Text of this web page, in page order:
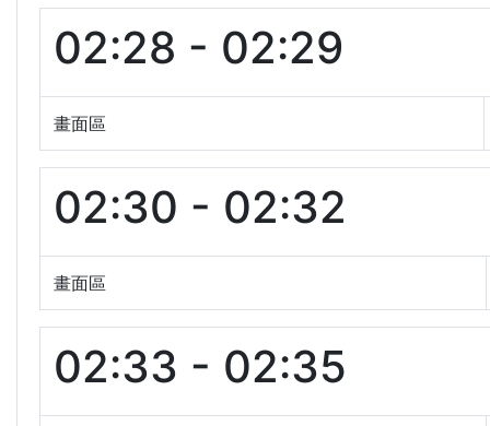
02:28 - 02:29
畫面區
02:30 - 02:32
畫面區
02:33 - 02:35